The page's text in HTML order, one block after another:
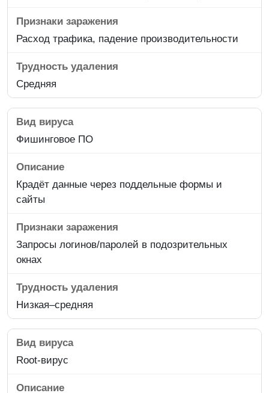
Расход трафика, падение производительности
Средняя
Фишинговое ПО
Крадёт данные через поддельные формы и
сайты
Запросы логинов/паролей в подозрительных
окнах
Низкая–средняя
Root-вирус